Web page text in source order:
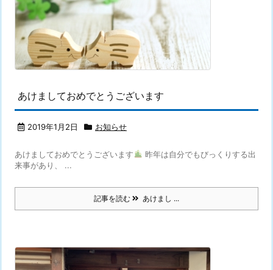
あけましておめでとうございます
2019年1月2日 お知らせ
あけましておめでとうございます
昨年は自分でもびっくりする出
来事があり、 ...
記事を読む あけまし ...